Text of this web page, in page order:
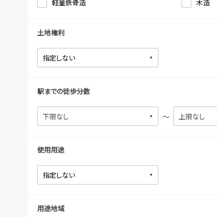
軽量鉄骨造 木造
土地権利
駅までの徒歩分数
～
使用用途
用途地域